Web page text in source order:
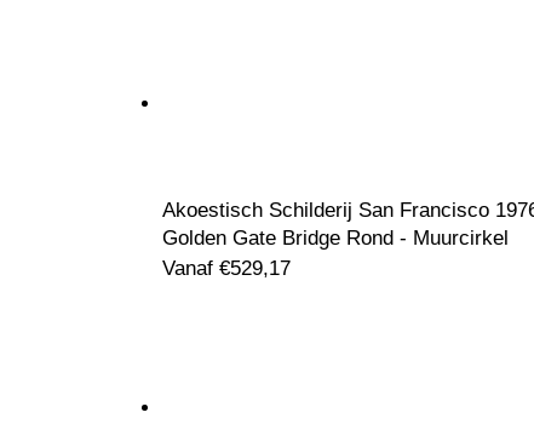
Akoestisch Schilderij San Francisco
Golden Gate Bridge Rond - Muurcirkel
Vanaf €529,17